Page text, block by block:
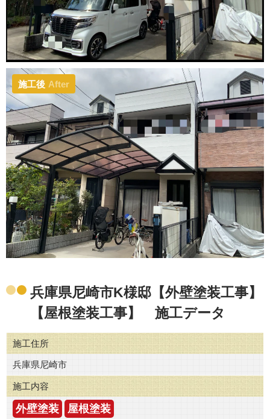
施工後 After
兵庫県尼崎市K様邸【外壁塗装工事】
【屋根塗装工事】 施工データ
施工住所
兵庫県尼崎市
施工内容
外壁塗装 屋根塗装